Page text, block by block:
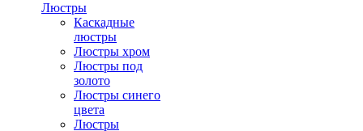
Люстры
Каскадные
люстры
Люстры хром
Люстры под
золото
Люстры синего
цвета
Люстры